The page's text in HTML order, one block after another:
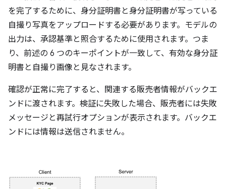
を完了するために、身分証明書と身分証明書が写っている
自撮り写真をアップロードする必要があります。モデルの
出力は、承認基準と照合するために使用されます。つま
り、前述の 6 つのキーポイントが一致して、有効な身分証
明書と自撮り画像と見なされます。
確認が正常に完了すると、関連する販売者情報がバックエ
ンドに渡されます。検証に失敗した場合、販売者には失敗
メッセージと再試行オプションが表示されます。バックエ
ンドには情報は送信されません。